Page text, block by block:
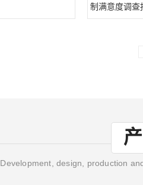
制满意度调查
Development, design, production